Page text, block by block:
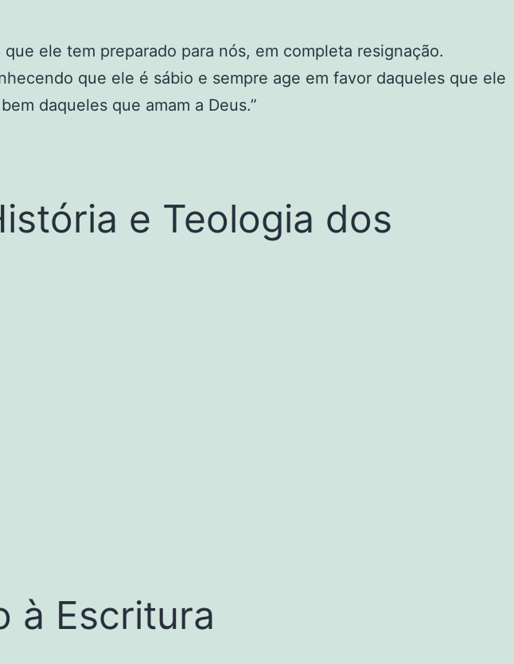
ele tem preparado para nós, em completa resignação.
que ele é sábio e sempre age em favor daqueles que ele
daqueles que amam a Deus.”
e Teologia dos
à Escritura